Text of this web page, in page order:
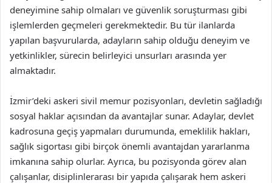
deneyimine sahip olmaları ve güvenlik soruşturması gibi
işlemlerden geçmeleri gerekmektedir. Bu tür ilanlarda
yapılan başvurularda, adayların sahip olduğu deneyim ve
yetkinlikler, sürecin belirleyici unsurları arasında yer
almaktadır.
İzmir’deki askeri sivil memur pozisyonları, devletin sağladığı
sosyal haklar açısından da avantajlar sunar. Adaylar, devlet
kadrosuna geçiş yapmaları durumunda, emeklilik hakları,
sağlık sigortası gibi birçok önemli avantajdan yararlanma
imkanına sahip olurlar. Ayrıca, bu pozisyonda görev alan
çalışanlar, disiplinlerarası bir yapıda çalışarak hem askeri